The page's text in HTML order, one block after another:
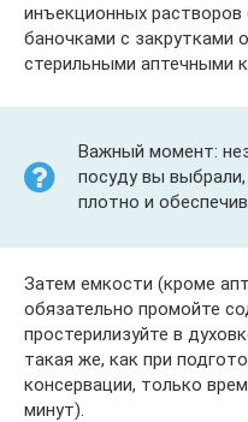
инъекционных
баночками с закрутками
стерильными аптечными
Важный момент:
посуду вы
плотно и
Затем емкости (кроме
обязательно промойте
простерилизуйте в
такая же, как при
консервации, только
минут).